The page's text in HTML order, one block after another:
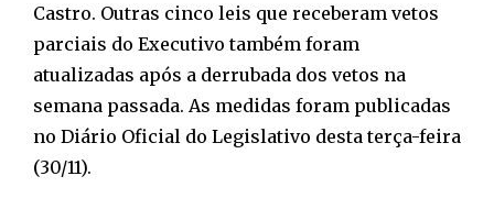
Castro. Outras cinco leis que receberam vetos
parciais do Executivo também foram
atualizadas após a derrubada dos vetos na
semana passada. As medidas foram publicadas
no Diário Oficial do Legislativo desta terça-feira
(30/11).